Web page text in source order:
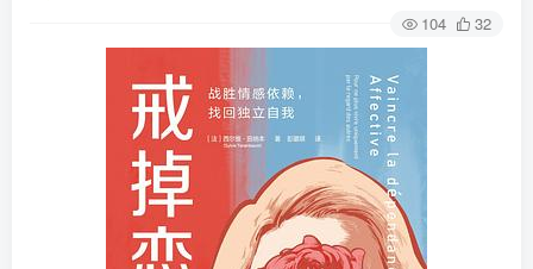
104 32
登录
没有账号？立即注册
用户名/手机号/邮箱
登录密码